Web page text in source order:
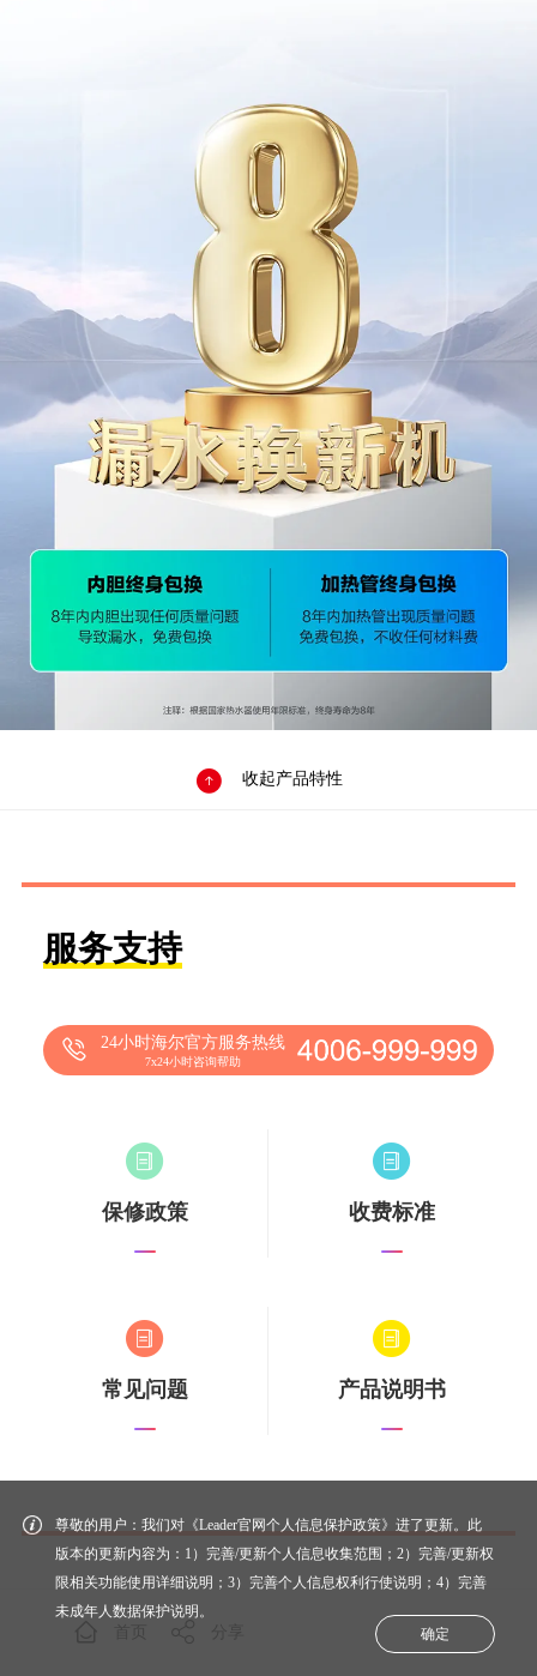
 收起产品特性
服务支持
24小时海尔官方服务热线
7x24小时咨询帮助
保修政策 收费标准
常见问题 产品说明书
规格参数
尊敬的用户：我们对《Leader官网个人信息保护政策》进了更新。此
版本的更新内容为：1）完善/更新个人信息收集范围；2）完善/更新权
限相关功能使用详细说明；3）完善个人信息权利行使说明；4）完善
未成年人数据保护说明。
确定